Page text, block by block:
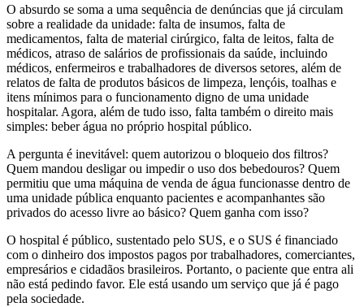
O absurdo se soma a uma sequência de denúncias que já circulam
sobre a realidade da unidade: falta de insumos, falta de
medicamentos, falta de material cirúrgico, falta de leitos, falta de
médicos, atraso de salários de profissionais da saúde, incluindo
médicos, enfermeiros e trabalhadores de diversos setores, além de
relatos de falta de produtos básicos de limpeza, lençóis, toalhas e
itens mínimos para o funcionamento digno de uma unidade
hospitalar. Agora, além de tudo isso, falta também o direito mais
simples: beber água no próprio hospital público.
A pergunta é inevitável: quem autorizou o bloqueio dos filtros?
Quem mandou desligar ou impedir o uso dos bebedouros? Quem
permitiu que uma máquina de venda de água funcionasse dentro de
uma unidade pública enquanto pacientes e acompanhantes são
privados do acesso livre ao básico? Quem ganha com isso?
O hospital é público, sustentado pelo SUS, e o SUS é financiado
com o dinheiro dos impostos pagos por trabalhadores, comerciantes,
empresários e cidadãos brasileiros. Portanto, o paciente que entra ali
não está pedindo favor. Ele está usando um serviço que já é pago
pela sociedade.